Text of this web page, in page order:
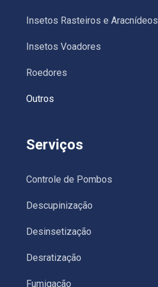
Insetos Rasteiros e Aracnídeos
Insetos Voadores
Roedores
Outros
Serviços
Controle de Pombos
Descupinização
Desinsetização
Desratização
Fumigação